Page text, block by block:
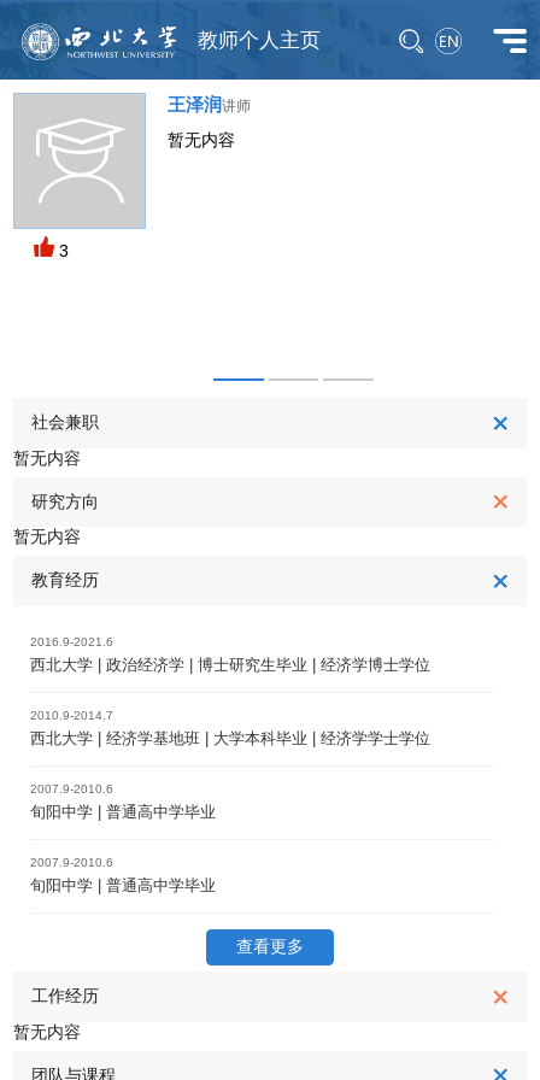
教师个人主页
3
王泽润讲师
暂无内容
社会兼职
暂无内容
研究方向
暂无内容
教育经历
2016.9-2021.6
西北大学 | 政治经济学 | 博士研究生毕业 | 经济学博士学位
2010.9-2014.7
西北大学 | 经济学基地班 | 大学本科毕业 | 经济学学士学位
2007.9-2010.6
旬阳中学 | 普通高中学毕业
2007.9-2010.6
旬阳中学 | 普通高中学毕业
查看更多
工作经历
暂无内容
团队与课程